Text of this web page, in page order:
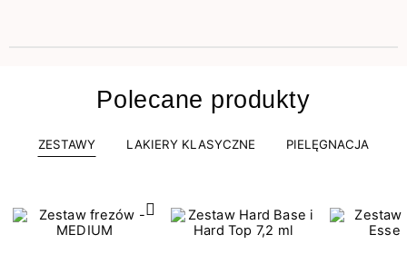
Polecane produkty
ZESTAWY LAKIERY KLASYCZNE PIELĘGNACJA